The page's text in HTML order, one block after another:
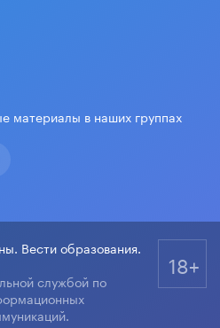
материалы в наших группах
Вести образования.
службой по
18+